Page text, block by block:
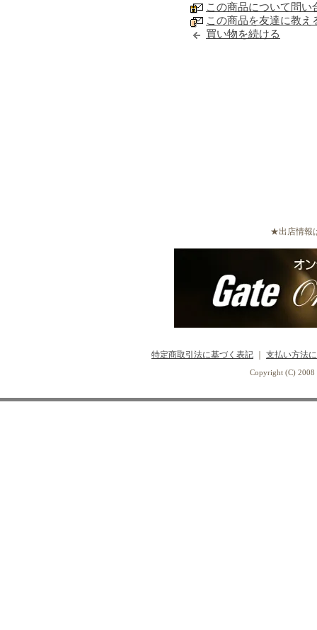
この商品について問い
この商品を友達に教え
買い物を続ける
★出店情報
特定商取引法に基づく表記 支払い方法
Copyright (C) 2008